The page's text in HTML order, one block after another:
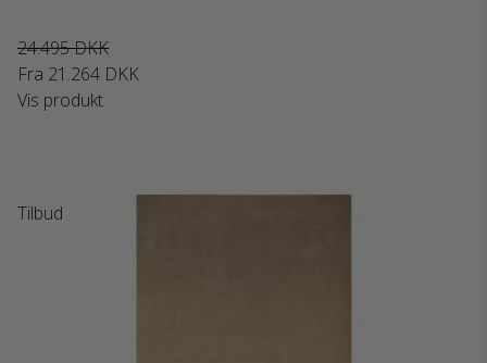
24.495 DKK
Fra 21.264 DKK
Vis produkt
Tilbud